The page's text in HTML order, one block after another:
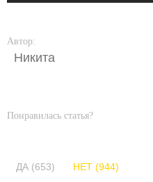
Автор:
Никита
Понравилась статья?
ДА (653) НЕТ (944)